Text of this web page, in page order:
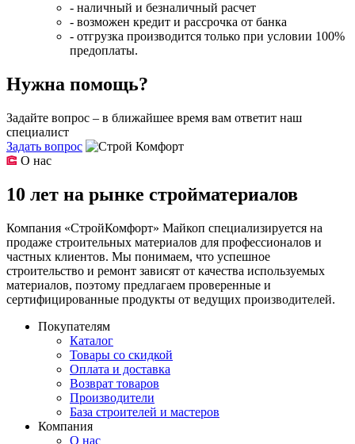
- наличный и безналичный расчет
- возможен кредит и рассрочка от банка
- отгрузка производится только при условии 100%
предоплаты.
Нужна помощь?
Задайте вопрос – в ближайшее время вам ответит наш
специалист
Задать вопрос
О нас
10 лет на рынке стройматериалов
Компания «СтройКомфорт» Майкоп специализируется на
продаже строительных материалов для профессионалов и
частных клиентов. Мы понимаем, что успешное
строительство и ремонт зависят от качества используемых
материалов, поэтому предлагаем проверенные и
сертифицированные продукты от ведущих производителей.
Покупателям
Каталог
Товары со скидкой
Оплата и доставка
Возврат товаров
Производители
База строителей и мастеров
Компания
О нас